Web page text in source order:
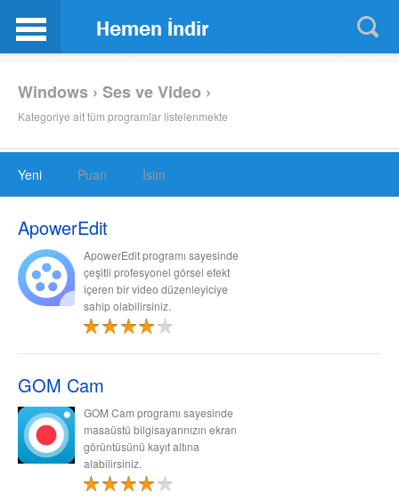
Windows › Ses ve Video ›
Kategoriye ait tüm programlar listelenmekte
Yeni Puan İsim
ApowerEdit
ApowerEdit programı sayesinde
çeşitli profesyonel görsel efekt
içeren bir video düzenleyiciye
sahip olabilirsiniz.
GOM Cam
GOM Cam programı sayesinde
masaüstü bilgisayarınızın ekran
görüntüsünü kayıt altına
alabilirsiniz.